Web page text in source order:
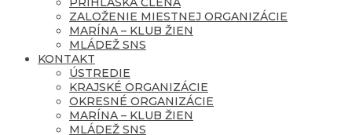
ZALOŽENIE MIESTNEJ ORGANIZÁCIE
MARÍNA – KLUB ŽIEN
MLÁDEŽ SNS
KONTAKT
ÚSTREDIE
KRAJSKÉ ORGANIZÁCIE
OKRESNÉ ORGANIZÁCIE
MARÍNA – KLUB ŽIEN
MLÁDEŽ SNS